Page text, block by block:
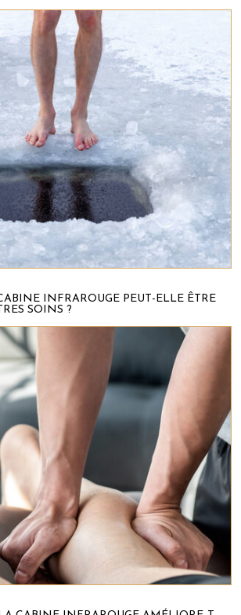
INFRAROUGE PEUT-ELLE ÊTRE
SOINS ?